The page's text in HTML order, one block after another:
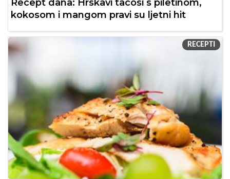
Recept dana: Hrskavi tacosi s piletinom,
kokosom i mangom pravi su ljetni hit
RECEPTI